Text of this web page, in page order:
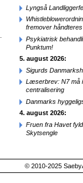
Lyngså
fremover
Psykiatrisk
Punktum!
5. august 2026:
Sigurds
Læserbrev: N7 må
centralisering
Danmarks
4. august 2026:
Fruen fra Havet
Skytsengle
© 2010-2025